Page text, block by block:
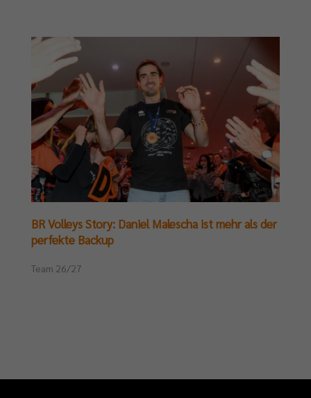
BR Volleys Story: Daniel Malescha ist mehr als der
perfekte Backup
Team 26/27